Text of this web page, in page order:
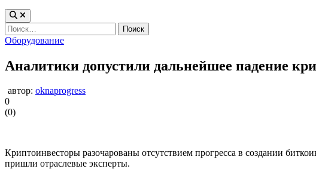
Найти:
Опубликовано
Оборудование
Аналитики допустили дальнейшее падение
автор: oknaprogress
0
(0)
Криптоинвесторы разочарованы отсутствием прогресса в создании
пришли отраслевые эксперты.